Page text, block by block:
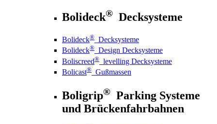
Bolideck® Decksysteme
Bolideck® Decksysteme
Bolideck® Design Decksysteme
Boliscreed® levelling Decksysteme
Bolicast® Gußmassen
Boligrip® Parking Systeme
und Brückenfahrbahnen